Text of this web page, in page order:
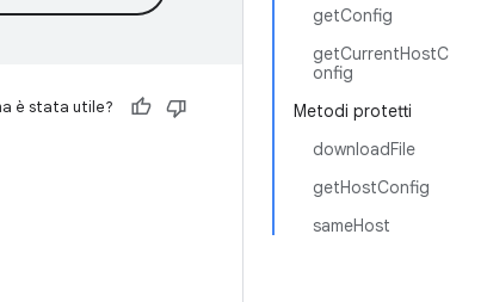
getConfig
getCurrentHostC
onfig
Metodi protetti
downloadFile
getHostConfig
sameHost
è stata utile?